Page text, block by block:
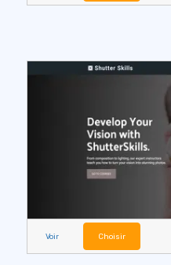
Voir Choisir